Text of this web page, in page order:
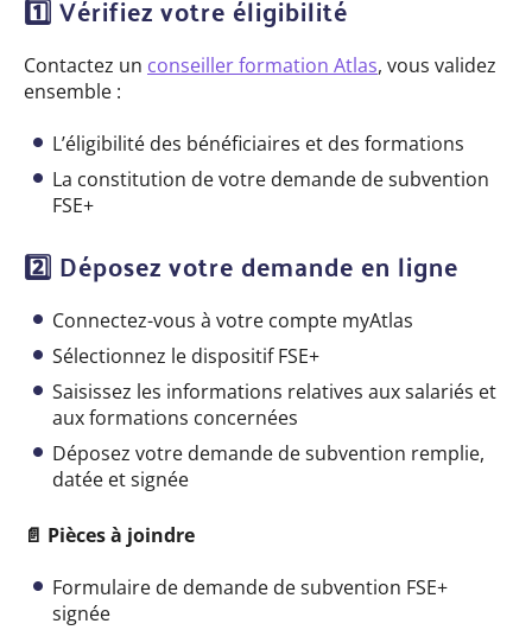
1️Vérifiez votre éligibilité
Contactez un conseiller formation Atlas, vous validez
ensemble :
L’éligibilité des bénéficiaires et des formations
La constitution de votre demande de subvention
FSE+
2️ Déposez votre demande en ligne
Connectez-vous à votre compte myAtlas
Sélectionnez le dispositif FSE+
Saisissez les informations relatives aux salariés et
aux formations concernées
Déposez votre demande de subvention remplie,
datée et signée
📄 Pièces à joindre
Formulaire de demande de subvention FSE+
signée